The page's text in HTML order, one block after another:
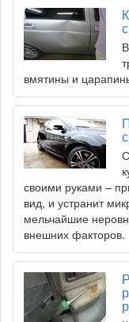
вмятины и
своими руками –
вид, и устранит
мельчайшие
внешних факторов.